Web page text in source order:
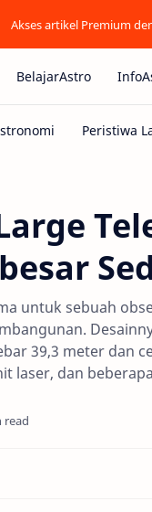
Akses artikel Premium
BelajarAstro
untuk sebuah
39,3 meter dan
laser, dan
read